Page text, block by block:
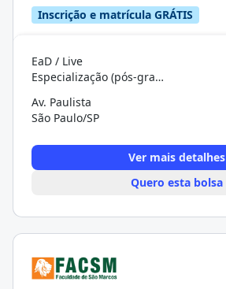
Inscrição e matrícula GRÁTIS
EaD / Live
Especialização (pós-graduação)
Av. Paulista
São Paulo/SP
Ver mais detalhes
Quero esta bolsa